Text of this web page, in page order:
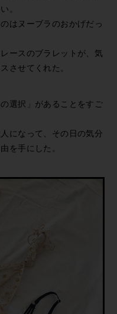
。
はヌーブラのおかげだっ
ースのブラレットが、気
させてくれた。
選択」があることをすご
になって、その日の気分
を手にした。